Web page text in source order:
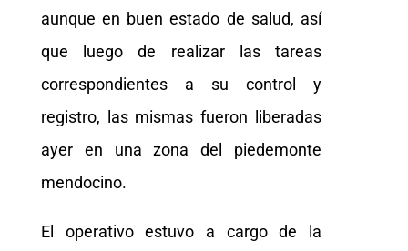
aunque en buen estado de salud, así
que luego de realizar las tareas
correspondientes a su control y
registro, las mismas fueron liberadas
ayer en una zona del piedemonte
mendocino.
El operativo estuvo a cargo de la